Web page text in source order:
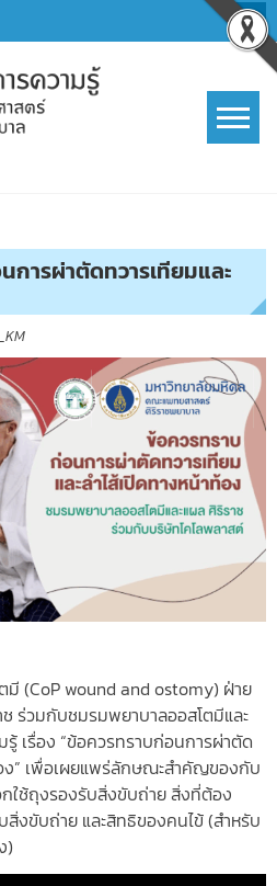
การผ่าตัดทวารเทียมและ
(CoP wound and ostomy) ฝ่าย
ร่วมกับชมรมพยาบาลออสโตมีและ
เรื่อง “ข้อควรทราบก่อนการผ่าตัด
ง” เพื่อเผยแพร่ลักษณะสำคัญของกับ
กใช้ถุงรองรับสิ่งขับถ่าย สิ่งที่ต้อง
งขับถ่าย และสิทธิของคนไข้ (สำหรับ
)